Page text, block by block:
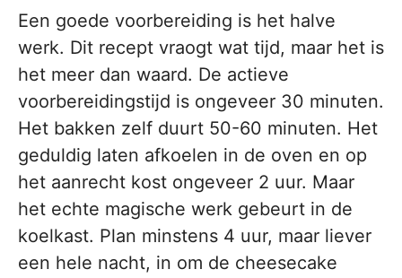
Een goede voorbereiding is het halve
werk. Dit recept vraogt wat tijd, maar het is
het meer dan waard. De actieve
voorbereidingstijd is ongeveer 30 minuten.
Het bakken zelf duurt 50-60 minuten. Het
geduldig laten afkoelen in de oven en op
het aanrecht kost ongeveer 2 uur. Maar
het echte magische werk gebeurt in de
koelkast. Plan minstens 4 uur, maar liever
een hele nacht, in om de cheesecake